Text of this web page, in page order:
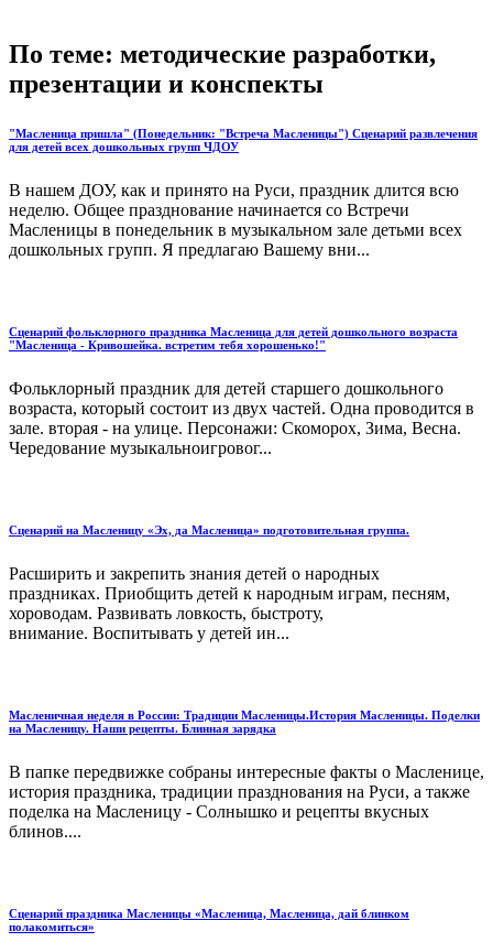
По теме: методические разработки,
презентации и конспекты
"Масленица пришла" (Понедельник: "Встреча Масленицы") Сценарий развлечения
для детей всех дошкольных групп ЧДОУ
В нашем ДОУ, как и принято на Руси, праздник длится всю
неделю. Общее празднование начинается со Встречи
Масленицы в понедельник в музыкальном зале детьми всех
дошкольных групп. Я предлагаю Вашему вни...
Сценарий фольклорного праздника Масленица для детей дошкольного возраста
"Масленица - Кривошейка. встретим тебя хорошенько!"
Фольклорный праздник для детей старшего дошкольного
возраста, который состоит из двух частей. Одна проводится в
зале. вторая - на улице. Персонажи: Скоморох, Зима, Весна.
Чередование музыкальноигровог...
Сценарий на Масленицу «Эх, да Масленица» подготовительная группа.
Расширить и закрепить знания детей о народных
праздниках. Приобщить детей к народным играм, песням,
хороводам. Развивать ловкость, быстроту,
внимание. Воспитывать у детей ин...
Масленичная неделя в России: Традиции Масленицы.История Масленицы. Поделки
на Масленицу. Наши рецепты. Блинная зарядка
В папке передвижке собраны интересные факты о Масленице,
история праздника, традиции празднования на Руси, а также
поделка на Масленицу - Солнышко и рецепты вкусных
блинов....
Сценарий праздника Масленицы «Масленица, Масленица, дай блинком
полакомиться»